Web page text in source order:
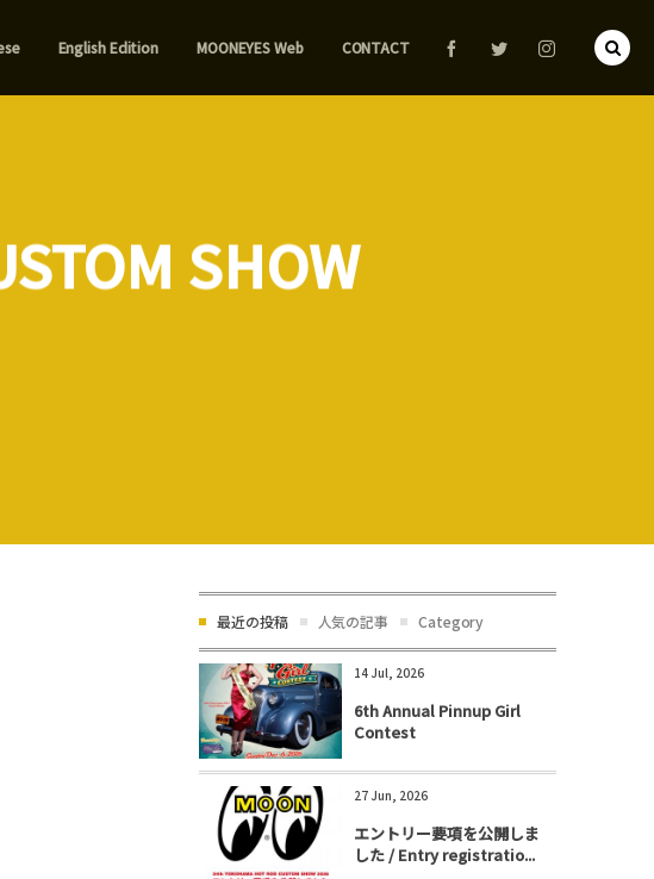
English Edition MOONEYES Web CONTACT
SHOW
最近の投稿 人気の記事 Category
14 Jul, 2026
6th Annual Pinnup Girl
Contest
27 Jun, 2026
エントリー要項を公開しま
した / Entry registratio...